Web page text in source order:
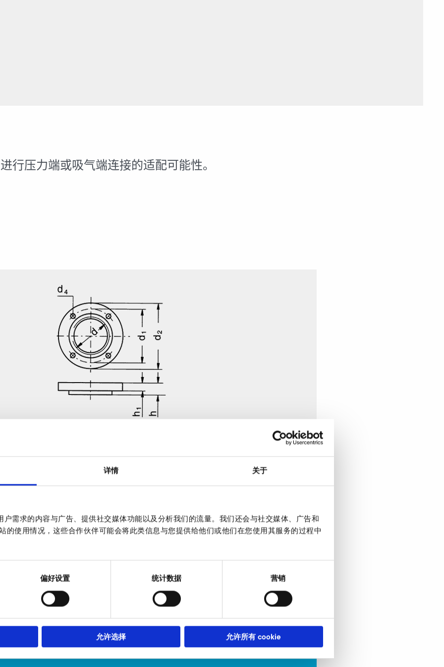
详情 关于
需求的内容与广告、提供社交媒体功能以及分析我们的流量。我们还会与社交媒体、广告和
的使用情况，这些合作伙伴可能会将此类信息与您提供给他们或他们在您使用其服务的过程中
偏好设置 统计数据 营销
允许选择 允许所有 cookie
行压力端或吸气端连接的适配可能性。
68
79